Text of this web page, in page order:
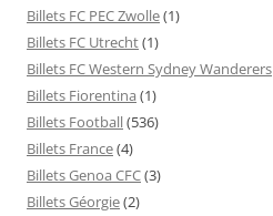
Billets FC PEC Zwolle(1)
Billets FC Utrecht(1)
Billets FC Western Sydney Wanderers
Billets Fiorentina (1)
Billets Football(536)
Billets France(4)
Billets Genoa CFC(3)
Billets Géorgie(2)